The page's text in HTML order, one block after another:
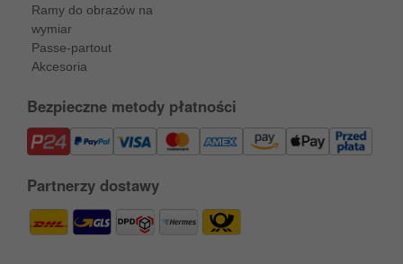
Ramy do obrazów na
wymiar
Passe-partout
Akcesoria
Bezpieczne metody płatności
Partnerzy dostawy